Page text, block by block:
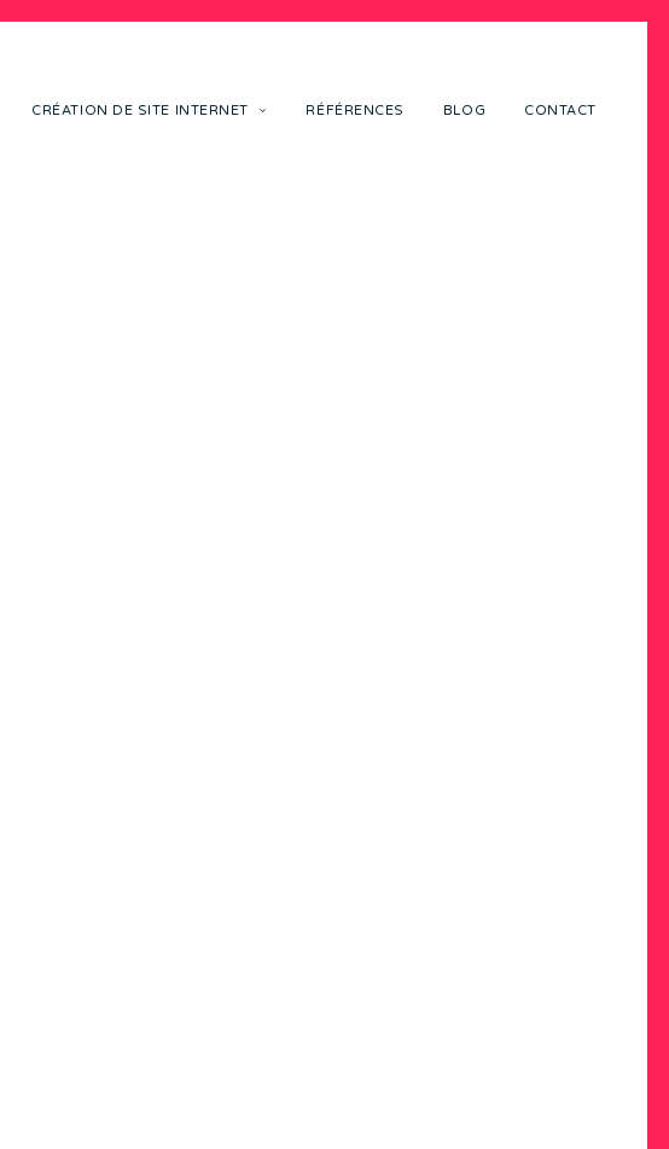
CRÉATION DE SITE INTERNET RÉFÉRENCES BLOG CONTACT